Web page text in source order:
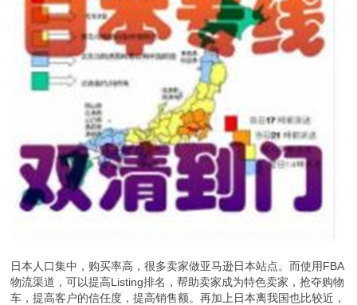
日本人口集中，购买率高，很多卖家做亚马逊日本站点。而使用FBA
物流渠道，可以提高Listing排名，帮助卖家成为特色卖家，抢夺购物
车，提高客户的信任度，提高销售额。再加上日本离我国也比较近，